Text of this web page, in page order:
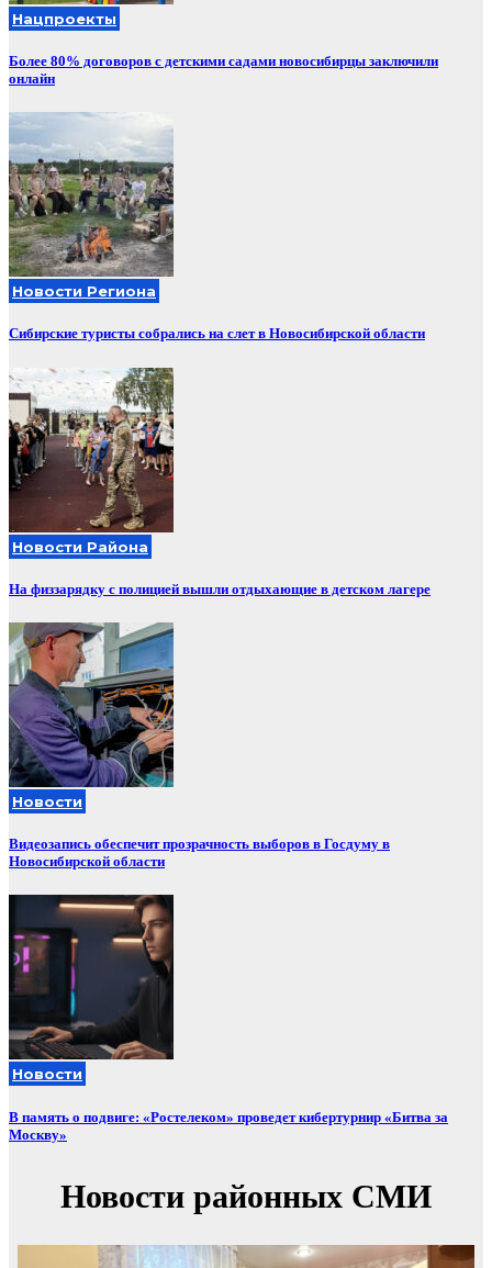
Нацпроекты
Более 80% договоров с детскими садами новосибирцы заключили
онлайн
Новости Региона
Сибирские туристы собрались на слет в Новосибирской области
Новости Района
На физзарядку с полицией вышли отдыхающие в детском лагере
Новости
Видеозапись обеспечит прозрачность выборов в Госдуму в
Новосибирской области
Новости
В память о подвиге: «Ростелеком» проведет кибертурнир «Битва за
Москву»